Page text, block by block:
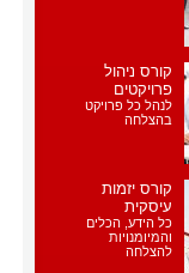
קורס ניהול
פרויקטים
לנהל כל פרויקט
בהצלחה
קורס יזמות
עיסקית
כל הידע, הכלים
והמיומנויות
להצלחה